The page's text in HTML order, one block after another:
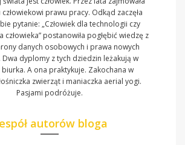
prawu pracy. Odkąd zaczęła
pytanie: „Człowiek dla technologii czy
postanowiła pogłębić wiedzę z
danych osobowych i prawa nowych
dyplomy z tych dziedzin leżakują w
A ona praktykuje. Zakochana w
zwierząt i maniaczka aerial yogi.
Pasjami podróżuje.
autorów bloga